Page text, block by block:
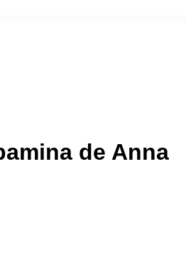
de Anna